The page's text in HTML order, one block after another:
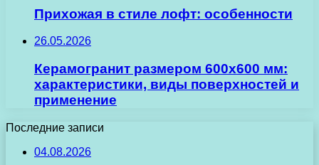
Прихожая в стиле лофт: особенности
26.05.2026
Керамогранит размером 600х600 мм:
характеристики, виды поверхностей и
применение
Последние записи
04.08.2026